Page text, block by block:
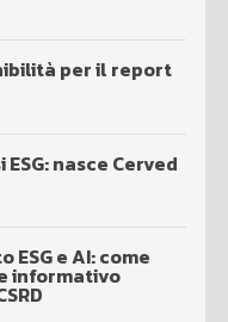
per il report
nasce Cerved
e AI: come
informativo